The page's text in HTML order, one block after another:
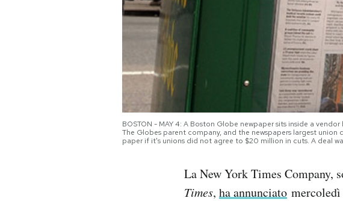
BOSTON - MAY 4: A Boston Globe newpaper sits inside a
The Globes parent company, and the newspapers largest
paper if it's unions did not agree to $20 million in cuts. A deal
La New York Times
Times, ha annunciato mercoledì